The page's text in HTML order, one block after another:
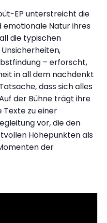
EP unterstreicht die
emotionale Natur ihres
die typischen
– erforscht,
in all dem nachdenkt
dass sich alles
der Bühne trägt ihre
zu einer
vor, die den
Höhepunkten als
der